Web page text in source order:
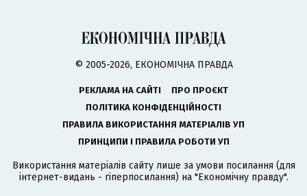
© 2005-2026, ЕКОНОМІЧНА ПРАВДА
РЕКЛАМА НА САЙТІ
ПРО ПРОЄКТ
ПОЛІТИКА КОНФІДЕНЦІЙНОСТІ
ПРАВИЛА ВИКОРИСТАННЯ МАТЕРІАЛІВ УП
ПРИНЦИПИ І ПРАВИЛА РОБОТИ УП
Використання матеріалів сайту лише за умови посилання (для
інтернет-видань - гіперпосилання) на "Економічну правду".